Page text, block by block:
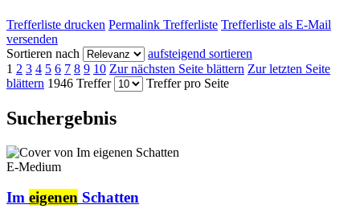
Trefferliste drucken Permalink Trefferliste Trefferliste als E-Mail
versenden
Sortieren nach
aufsteigend sortieren
1 2 3 4 5 6 7 8 9 10 Zur nächsten Seite blättern Zur letzten Seite
blättern 1946 Treffer Treffer pro Seite
Suchergebnis
E-Medium
Im eigenen Schatten